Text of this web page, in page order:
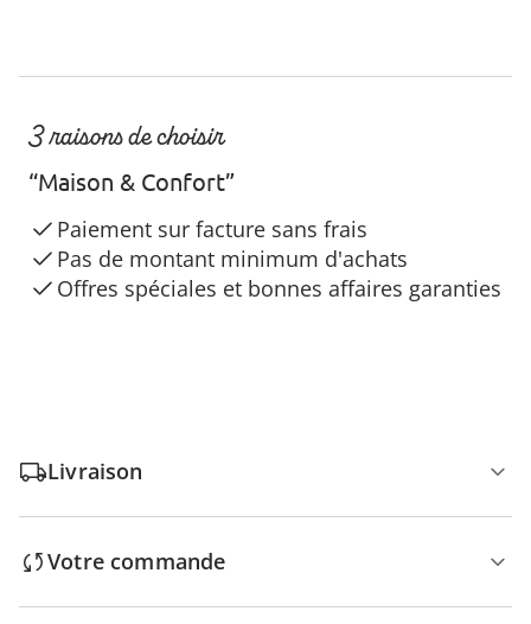
3 raisons de choisir
“Maison & Confort”
Paiement sur facture sans frais
Pas de montant minimum d'achats
Offres spéciales et bonnes affaires garanties
Livraison
Votre commande